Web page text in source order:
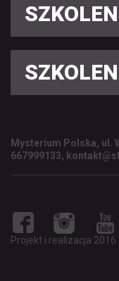
Mysterium Polska, ul.
667999133,
Projekt i realizacja 2016